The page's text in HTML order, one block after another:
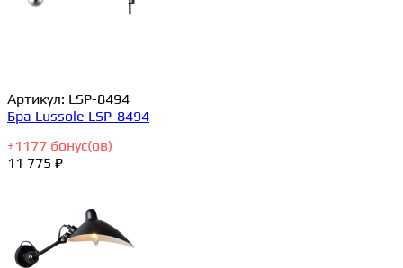
Артикул: LSP-8494
Бра Lussole LSP-8494
+1177 бонус(ов)
11 775 ₽